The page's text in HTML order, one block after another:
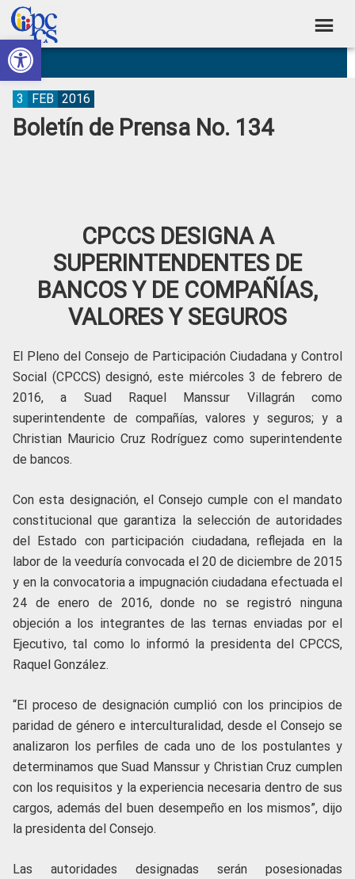
Abrir barra de herramientas
Skip
to
primary
navigation
Skip
to
main
content
Skip
to
primary
sidebar
Skip
to
footer
Consejo
de
Participación
Ciudadana
Construyendo
Poder
Ciudadano
Boletín de Prensa No. 134
3 FEB 2016
CPCCS DESIGNA A
SUPERINTENDENTES DE
BANCOS Y DE COMPAÑÍAS,
VALORES Y SEGUROS
El Pleno del Consejo de Participación Ciudadana y Control
Social (CPCCS) designó, este miércoles 3 de febrero de
2016, a Suad Raquel Manssur Villagrán como
superintendente de compañías, valores y seguros; y a
Christian Mauricio Cruz Rodríguez como superintendente
de bancos.
Con esta designación, el Consejo cumple con el mandato
constitucional que garantiza la selección de autoridades
del Estado con participación ciudadana, reflejada en la
labor de la veeduría convocada el 20 de diciembre de 2015
y en la convocatoria a impugnación ciudadana efectuada el
24 de enero de 2016, donde no se registró ninguna
objeción a los integrantes de las ternas enviadas por el
Ejecutivo, tal como lo informó la presidenta del CPCCS,
Raquel González.
“El proceso de designación cumplió con los principios de
paridad de género e interculturalidad, desde el Consejo se
analizaron los perfiles de cada uno de los postulantes y
determinamos que Suad Manssur y Christian Cruz cumplen
con los requisitos y la experiencia necesaria dentro de sus
cargos, además del buen desempeño en los mismos”, dijo
la presidenta del Consejo.
Las autoridades designadas serán posesionadas